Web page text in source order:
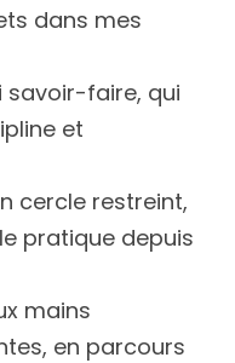
dans mes
savoir-faire, qui
et
pratique depuis
mains
en parcours